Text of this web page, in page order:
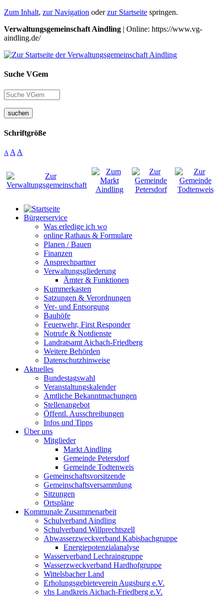
Zum Inhalt, zur Navigation oderzur Startseite springen.
Verwaltungsgemeinschaft Aindling | Online: https://www.vg-
aindling.de/
Suche VGem
suchen
Schriftgröße
A A A
Bürgerservice
Was erledige ich wo
online Rathaus & Formulare
Planen / Bauen
Finanzen
Ansprechpartner
Verwaltungsgliederung
Ämter & Funktionen
Kummerkasten
Satzungen & Verordnungen
Ver- und Entsorgung
Bauhöfe
Feuerwehr, First Responder
Notrufe & Notdienste
Landratsamt Aichach-Friedberg
Weitere Behörden
Datenschutzhinweise
Aktuelles
Bundestagswahl
Veranstaltungskalender
Amtliche Bekanntmachungen
Stellenangebot
Öffentl. Ausschreibungen
Infos und Tipps
Über uns
Mitglieder
Markt Aindling
Gemeinde Petersdorf
Gemeinde Todtenweis
Gemeinschaftsvorsitzende
Gemeinschaftsversammlung
Sitzungen
Ortspläne
Kommunale Zusammenarbeit
Schulverband Aindling
Schulverband Willprechtszell
Abwasserzweckverband Kabisbachgruppe
Energiepotenzialanalyse
Wasserverband Lechraingruppe
Wasserzweckverband Hardhofgruppe
Wittelsbacher Land
Erholungsgebieteverein Augsburg e.V.
vhs Landkreis Aichach-Friedberg e.V.